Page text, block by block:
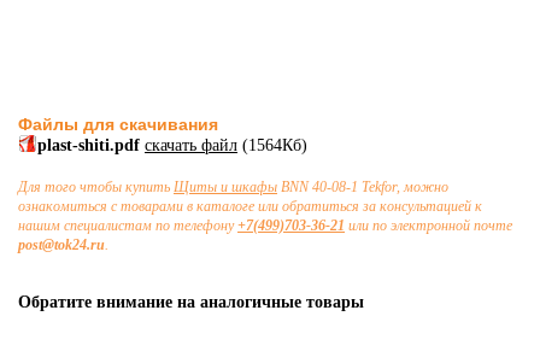
Файлы для скачивания
plast-shiti.pdf скачать файл (1564Кб)
Для того чтобы купить Щиты и шкафы BNN 40-08-1 Tekfor, можно
ознакомиться с товарами в каталоге или обратиться за консультацией к
нашим специалистам по телефону+7(499)703-36-21 или по электронной почте
post@tok24.ru.
Обратите внимание на аналогичные товары